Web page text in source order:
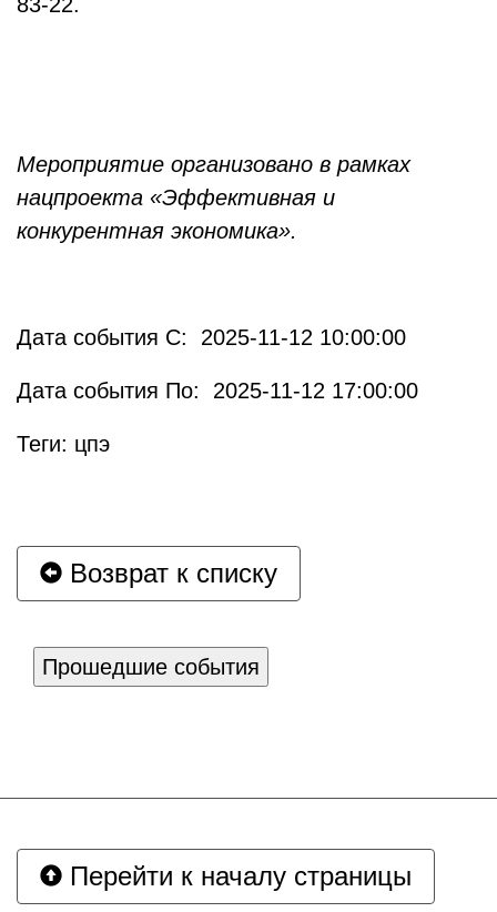
Мероприятие организовано в рамках
нацпроекта «Эффективная и
конкурентная экономика».
Дата события С: 2025-11-12 10:00:00
Дата события По: 2025-11-12 17:00:00
Теги: цпэ
Возврат к списку
Прошедшие события
Перейти к началу страницы